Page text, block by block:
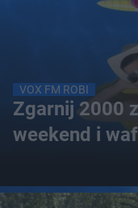
VOX FM ROBI
Zgarnij 2000
weekend i